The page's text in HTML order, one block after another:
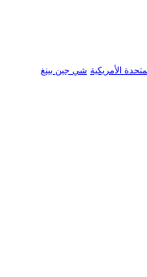
الأمريكية شي جين بينغ